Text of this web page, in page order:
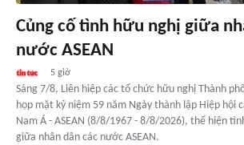
Củng cố tình hữu nghị giữa
nước ASEAN
5 giờ
Sáng 7/8, Liên hiệp các tổ chức hữu nghị Thành
họp mặt kỷ niệm 59 năm Ngày thành lập Hiệp hội
Nam Á - ASEAN (8/8/1967 - 8/8/2026), thể hiện
giữa nhân dân các nước ASEAN.